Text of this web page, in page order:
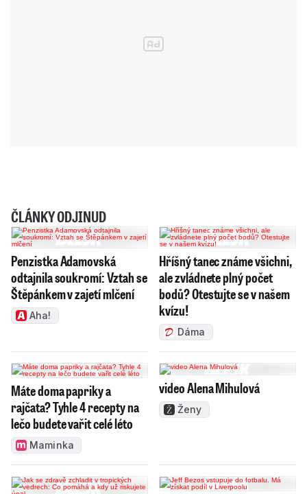
ČLÁNKY ODJINUD
Penzistka Adamovská
odtajnila soukromí: Vztah se
Štěpánkem v zajetí mlčení
Aha!
Hříšný tanec známe všichni,
ale zvládnete plný počet
bodů? Otestujte se v našem
kvízu!
Dáma
Máte doma papriky a
rajčata? Tyhle 4 recepty na
lečo budete vařit celé léto
Maminka
video Alena Mihulová
Ženy